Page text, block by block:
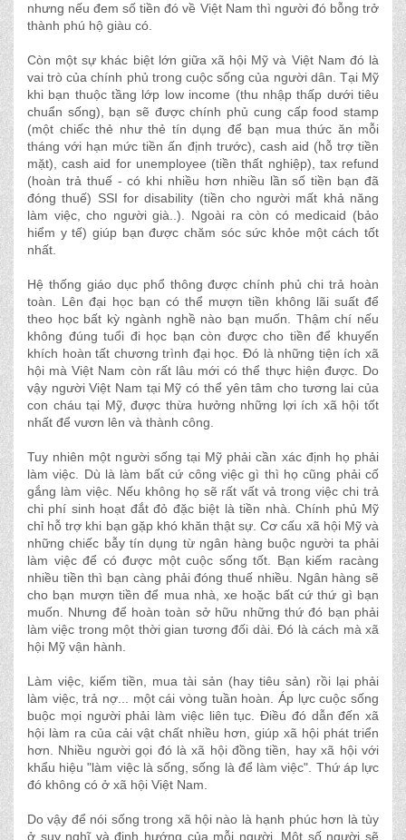
nhưng nếu đem số tiền đó về Việt Nam thì người đó bỗng trở
thành phú hộ giàu có.
Còn một sự khác biệt lớn giữa xã hội Mỹ và Việt Nam đó là
vai trò của chính phủ trong cuộc sống của người dân. Tại Mỹ
khi bạn thuộc tầng lớp low income (thu nhập thấp dưới tiêu
chuẩn sống), bạn sẽ được chính phủ cung cấp food stamp
(một chiếc thẻ như thẻ tín dụng để bạn mua thức ăn mỗi
tháng với hạn mức tiền ấn định trước), cash aid (hỗ trợ tiền
mặt), cash aid for unemployee (tiền thất nghiệp), tax refund
(hoàn trả thuế - có khi nhiều hơn nhiều lần số tiền bạn đã
đóng thuế) SSI for disability (tiền cho người mất khả năng
làm việc, cho người già..). Ngoài ra còn có medicaid (bảo
hiểm y tế) giúp bạn được chăm sóc sức khỏe một cách tốt
nhất.
Hệ thống giáo dục phổ thông được chính phủ chi trả hoàn
toàn. Lên đại học bạn có thể mượn tiền không lãi suất để
theo học bất kỳ ngành nghề nào bạn muốn. Thậm chí nếu
không đúng tuổi đi học bạn còn được cho tiền để khuyến
khích hoàn tất chương trình đại học. Đó là những tiện ích xã
hội mà Việt Nam còn rất lâu mới có thể thực hiện được. Do
vậy người Việt Nam tại Mỹ có thể yên tâm cho tương lai của
con cháu tại Mỹ, được thừa hưởng những lợi ích xã hội tốt
nhất để vươn lên và thành công.
Tuy nhiên một người sống tại Mỹ phải cần xác định họ phải
làm việc. Dù là làm bất cứ công việc gì thì họ cũng phải cố
gắng làm việc. Nếu không họ sẽ rất vất vả trong việc chi trả
chi phí sinh hoạt đắt đỏ đặc biệt là tiền nhà. Chính phủ Mỹ
chỉ hỗ trợ khi bạn gặp khó khăn thật sự. Cơ cấu xã hội Mỹ và
những chiếc bẫy tín dụng từ ngân hàng buộc người ta phải
làm việc để có được một cuộc sống tốt. Bạn kiếm racàng
nhiều tiền thì bạn càng phải đóng thuế nhiều. Ngân hàng sẽ
cho bạn mượn tiền để mua nhà, xe hoặc bất cứ thứ gì bạn
muốn. Nhưng để hoàn toàn sở hữu những thứ đó bạn phải
làm việc trong một thời gian tương đối dài. Đó là cách mà xã
hội Mỹ vận hành.
Làm việc, kiếm tiền, mua tài sản (hay tiêu sản) rồi lại phải
làm việc, trả nợ... một cái vòng tuần hoàn. Áp lực cuộc sống
buộc mọi người phải làm việc liên tục. Điều đó dẫn đến xã
hội làm ra của cải vật chất nhiều hơn, giúp xã hội phát triển
hơn. Nhiều người gọi đó là xã hội đồng tiền, hay xã hội với
khẩu hiệu "làm việc là sống, sống là để làm việc". Thứ áp lực
đó không có ở xã hội Việt Nam.
Do vậy để nói sống trong xã hội nào là hạnh phúc hơn là tùy
ở suy nghĩ và định hướng của mỗi người. Một số người sẽ